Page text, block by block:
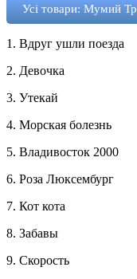
Усі товари: Мумий
1. Вдруг ушли поезда
2. Девочка
3. Утекай
4. Морская болезнь
5. Владивосток 2000
6. Роза Люксембург
7. Кот кота
8. Забавы
9. Скорость